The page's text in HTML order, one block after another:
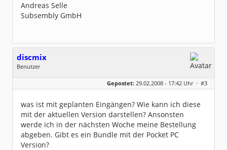
Andreas Selle
Subsembly GmbH
discmix
Benutzer
Geschlecht:
keine Angabe
Dabei seit:
02 / 2008
Gepostet: 29.02.2008 - 17:42 Uhr · #3
was ist mit geplanten Eingängen? Wie kann ich diese
mit der aktuellen Version darstellen? Ansonsten
werde ich in der nächsten Woche meine Bestellung
abgeben. Gibt es ein Bundle mit der Pocket PC
Version?